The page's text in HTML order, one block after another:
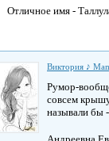
Отличное имя -
Виктория ♪
Румор-
совсем
называли бы